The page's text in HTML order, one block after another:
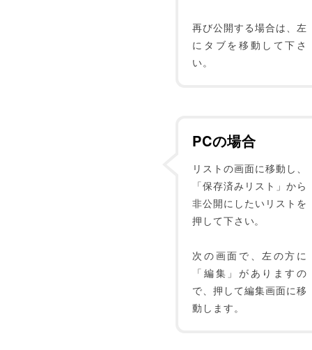
再び公開する場合は、左
にタブを移動して下さ
い。
PCの場合
リストの画面に移動し、
「保存済みリスト」から
非公開にしたいリストを
押して下さい。
次の画面で、左の方に
「編集」がありますの
で、押して編集画面に移
動します。